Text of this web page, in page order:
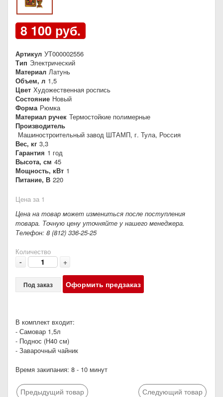
8 100 руб.
Артикул УТ000002556
Тип Электрический
Материал Латунь
Объем, л 1,5
Цвет Художественная роспись
Состояние Новый
Форма Рюмка
Материал ручек Термостойкие полимерные
Производитель
Машиностроительный завод ШТАМП, г. Тула, Россия
Вес, кг 3,3
Гарантия 1 год
Высота, см 45
Мощность, кВт 1
Питание, В 220
Цена за 1
Цена на товар может измениться после поступления
товара. Точную цену уточняйте у нашего менеджера.
Телефон: 8 (812) 336-25-25
Количество
- +
Под заказ Оформить предзаказ
В комплект входит:
- Самовар 1,5л
- Поднос (Н40 см)
- Заварочный чайник
Время закипания: 8 - 10 минут
Предыдущий товар Следующий товар